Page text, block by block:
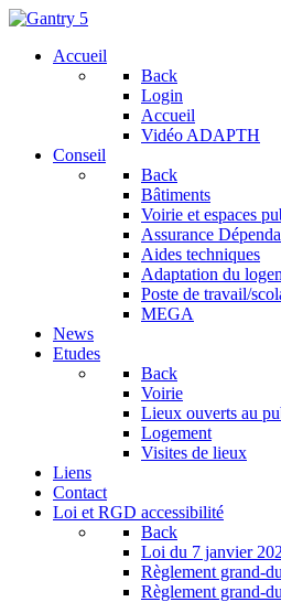
Accueil
Back
Login
Accueil
Vidéo ADAPTH
Conseil
Back
Bâtiments
Voirie et espaces
Assurance
Aides techniques
Adaptation du
Poste de travail/
MEGA
News
Etudes
Back
Voirie
Lieux ouverts au
Logement
Visites de lieux
Liens
Contact
Loi et RGD accessibilité
Back
Loi du 7 janvier
Règlement grand-
Règlement grand-